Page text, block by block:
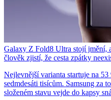
Galaxy Z Fold8 Ultra stojí jmění,
člověk zjistí, že cesta zpátky
Nejlevnější varianta startuje na
sedmdesáti tisícům. Samsung za
složeném stavu vejde do kapsy